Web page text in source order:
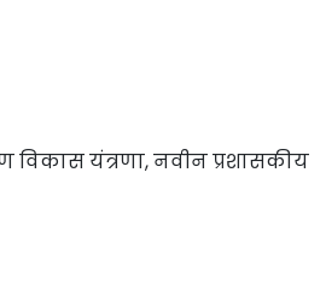
विकास यंत्रणा, नवीन प्रशासकीय